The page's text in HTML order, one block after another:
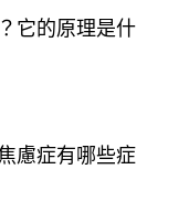
它的原理是什
慮症有哪些症